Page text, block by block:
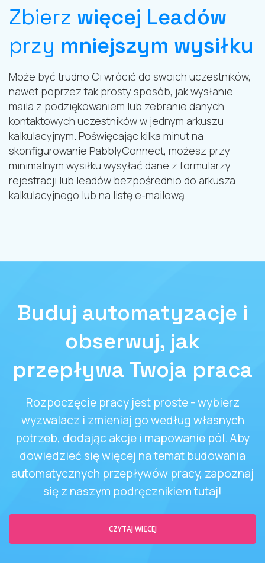
Zbierz więcej Leadów
przy mniejszym wysiłku
Może być trudno Ci wrócić do swoich uczestników,
nawet poprzez tak prosty sposób, jak wysłanie
maila z podziękowaniem lub zebranie danych
kontaktowych uczestników w jednym arkuszu
kalkulacyjnym. Poświęcając kilka minut na
skonfigurowanie PabblyConnect, możesz przy
minimalnym wysiłku wysyłać dane z formularzy
rejestracji lub leadów bezpośrednio do arkusza
kalkulacyjnego lub na listę e-mailową.
Buduj automatyzacje i
obserwuj, jak
przepływa Twoja praca
Rozpoczęcie pracy jest proste - wybierz
wyzwalacz i zmieniaj go według własnych
potrzeb, dodając akcje i mapowanie pól. Aby
dowiedzieć się więcej na temat budowania
automatycznych przepływów pracy, zapoznaj
się z naszym podręcznikiem tutaj!
CZYTAJ WIĘCEJ